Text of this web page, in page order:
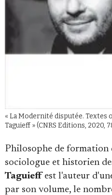
« La Modernité disputée.
Taguieff » (CNRS Editions, 2020,
Philosophe de formation
sociologue et historien
Taguieffest l'auteur
par son volume, le